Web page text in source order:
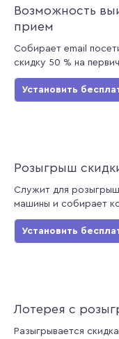
Возможность
прием
Собирает email
скидку 50 % на
Установить
Розыгрыш
Служит для
машины и собирает
Установить
Лотерея с
Разыгрывается